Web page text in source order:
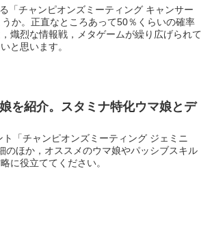
「チャンピオンズミーティング キャンサー
か。正直なところあって50％くらいの確率
熾烈な情報戦，メタゲームが繰り広げられて
と思います。
を紹介。スタミナ特化ウマ娘とデ
「チャンピオンズミーティング ジェミニ
ほか，オススメのウマ娘やパッシブスキル
に役立ててください。